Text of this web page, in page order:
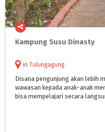
Kampung Susu Dinasty
in Tulungagung
Disana pengunjung akan lebih
wawasan kepada anak-anak